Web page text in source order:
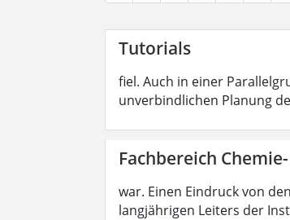
Tutorials
fiel. Auch in einer
unverbindlichen Planung
Fachbereich
war. Einen Eindruck von
langjährigen Leiters der